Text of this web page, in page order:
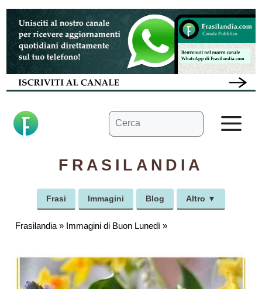
Vai
contenuto
Ricerca
per:
FRASILANDIA
Frasi Immagini Blog Altro ▼
Frasilandia » Immagini di Buon Lunedì »